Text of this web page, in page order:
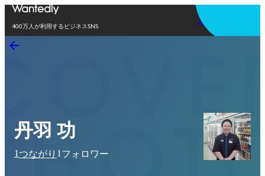
400万人が利用するビジネスSNS
アプリを使う
丹羽 功
1つながり 1 フォロワー